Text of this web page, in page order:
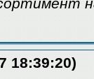
18:39:20)